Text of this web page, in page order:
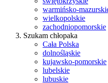
warmińsko-
wielkopolskie
zachodniopomorskie
Szukam chłopaka
Cała Polska
dolnośląskie
kujawsko-pomorskie
lubelskie
lubuskie